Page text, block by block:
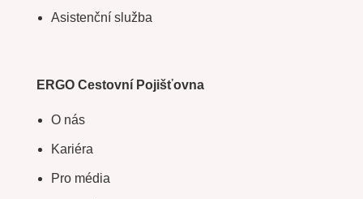
Asistenční služba
ERGO Cestovní Pojišťovna
O nás
Kariéra
Pro média